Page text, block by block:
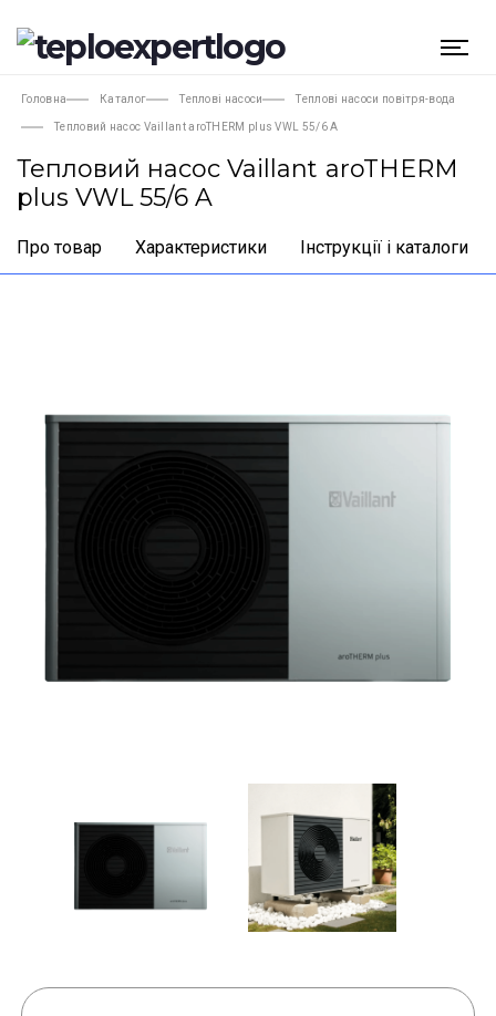
Головна Каталог Теплові насоси Теплові насоси повітря-вода
Тепловий насос Vaillant aroTHERM plus VWL 55/6 A
Тепловий насос Vaillant aroTHERM
plus VWL 55/6 A
Про товар Характеристики Інструкції і каталоги